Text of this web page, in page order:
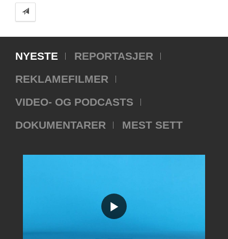
NYESTE
REPORTASJER
REKLAMEFILMER
VIDEO- OG PODCASTS
DOKUMENTARER
MEST SETT